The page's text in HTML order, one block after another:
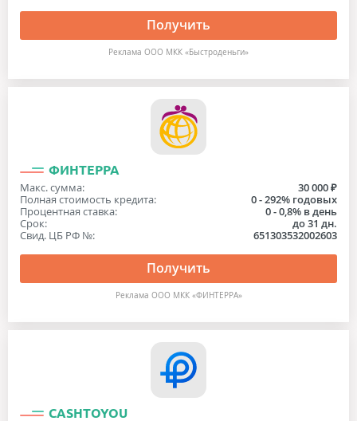
Получить
Реклама ООО МКК «Быстроденьги»
ФИНТЕРРА
Макс. сумма:
30 000 ₽
Полная стоимость кредита:
0 - 292% годовых
Процентная ставка:
0 - 0,8% в день
Срок:
до 31 дн.
Свид. ЦБ РФ №:
651303532002603
Получить
Реклама ООО МКК «ФИНТЕРРА»
CASHTOYOU